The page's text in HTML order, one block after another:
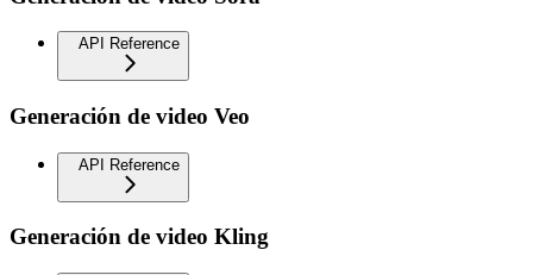
API Reference
Generación de video Veo
API Reference
Generación de video Kling